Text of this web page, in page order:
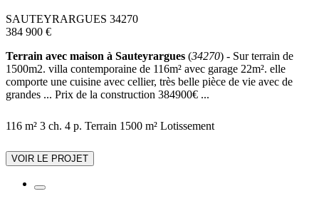
SAUTEYRARGUES 34270
384 900 €
Terrain avec maison à Sauteyrargues (34270) - Sur terrain de
1500m2. villa contemporaine de 116m² avec garage 22m². elle
comporte une cuisine avec cellier, très belle pièce de vie avec de
grandes ... Prix de la construction 384900€ ...
116 m² 3 ch. 4 p. Terrain 1500 m² Lotissement
VOIR LE PROJET